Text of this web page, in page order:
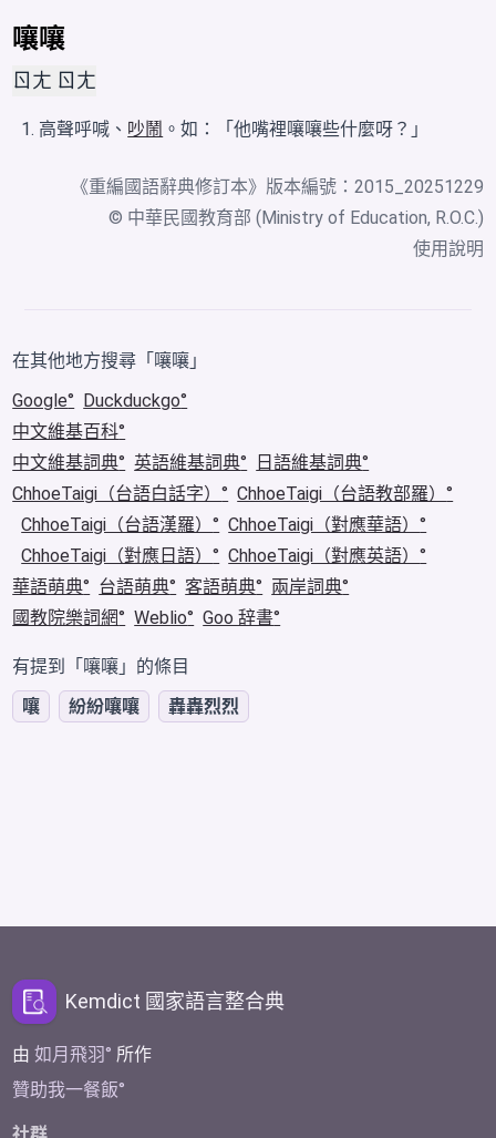
嚷嚷
ㄖㄤ ㄖㄤ
高聲呼喊、 吵鬧 。如：「他嘴裡嚷嚷些什麼呀？」
《重編國語辭典修訂本》版本編號：2015_20251229
© 中華民國教育部 (Ministry of Education, R.O.C.)
使用說明
在其他地方搜尋「嚷嚷」
Google
Duckduckgo
中文維基百科
中文維基詞典
英語維基詞典
日語維基詞典
ChhoeTaigi（台語白話字）
ChhoeTaigi（台語教部羅）
ChhoeTaigi（台語漢羅）
ChhoeTaigi（對應華語）
ChhoeTaigi（對應日語）
ChhoeTaigi（對應英語）
華語萌典
台語萌典 客語萌典
兩岸詞典
國教院樂詞網
Weblio Goo 辞書
有提到「嚷嚷」的條目
嚷
紛紛嚷嚷 轟轟烈烈
Kemdict 國家語言整合典
由如月飛羽 所作
贊助我一餐飯